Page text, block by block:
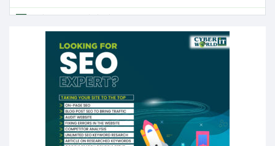
এবার লঞ্চের ভাড়া বাড়ল
১৭ থেকে ২১ শতাংশ বিদ্যুতের দাম বাড়ানোর প্রস্তাব পিডিবির
১৬ মে চাঁদপুর ও ২৫ মে ফেনী সফরে যাবেন প্রধানমন্ত্রী
উচ্চশিক্ষায় গৌরবময় অর্জন: পূর্ণ স্কলারশিপে যুক্তরাষ্ট্রে
পিএইচডি করছেন কুয়েটের কৃতি…
সারা দেশে বজ্রাঘাতে ১৪ জনের প্রাণহানি